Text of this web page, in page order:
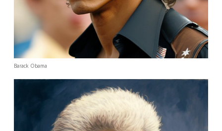
Adventskalender 2023
Adventskalender 2024
Barack Obama